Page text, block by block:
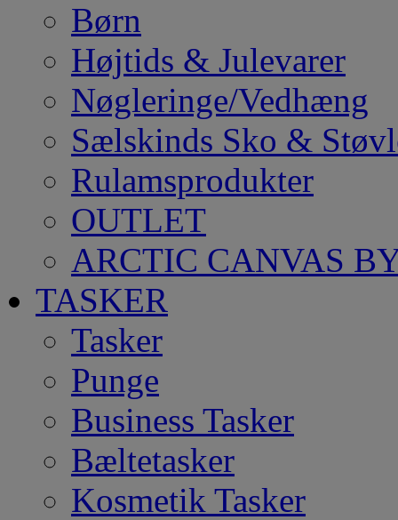
Børn
Højtids & Julevarer
Nøgleringe/Vedhæng
Sælskinds Sko &
Rulamsprodukter
OUTLET
ARCTIC CANVAS
TASKER
Tasker
Punge
Business Tasker
Bæltetasker
Kosmetik Tasker